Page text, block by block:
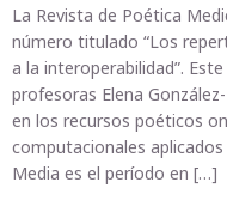
La Revista de Poética
número titulado “Los
a la interoperabilidad”.
profesoras Elena
en los recursos poéticos
computacionales
Media es el período en […]